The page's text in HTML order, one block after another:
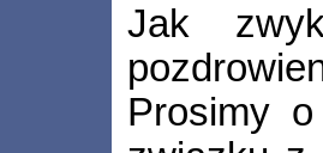
Jak
Prosimy